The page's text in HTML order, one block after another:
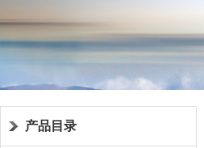
产品目录